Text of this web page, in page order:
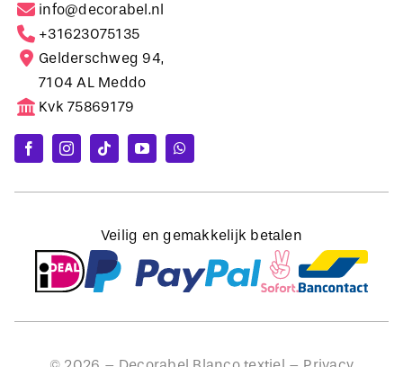
info@decorabel.nl
+31623075135
Gelderschweg 94,
7104 AL Meddo
Kvk 75869179
Veilig en gemakkelijk betalen